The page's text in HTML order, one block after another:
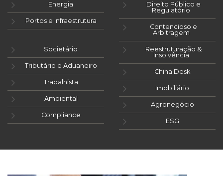
Energia
Portos e Infraestrutura
Direito Público e
Regulatório
Contencioso e
Arbitragem
Societário
Tributário e Aduaneiro
Trabalhista
Ambiental
Compliance
Reestruturação &
Insolvência
China Desk
Imobiliário
Agronegócio
ESG